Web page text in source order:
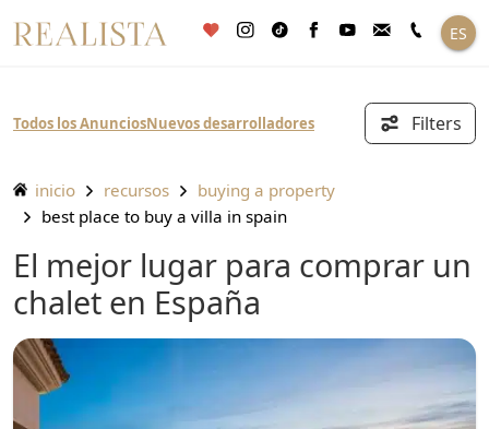
ES
Todos los Anuncios Nuevos desarrolladores Filters
inicio recursos
buying a property
best place to buy a villa in spain
El mejor lugar para comprar un
chalet en España